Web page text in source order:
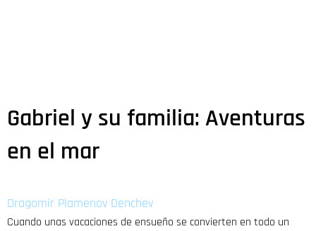
Gabriel y su familia: Aventuras
en el mar
Dragomir Plamenov Denchev
Cuando unas vacaciones de ensueño se convierten en todo un